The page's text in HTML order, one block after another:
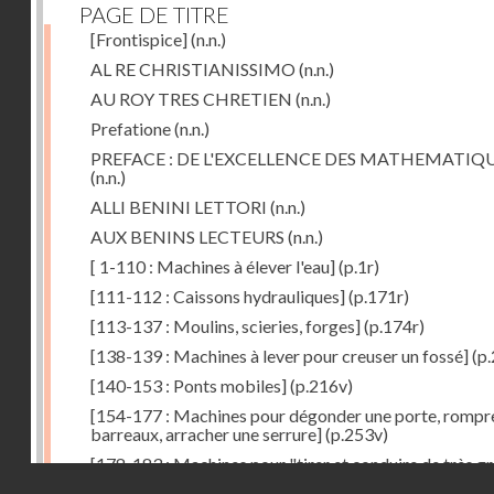
PAGE DE TITRE
[Frontispice](n.n.)
AL RE CHRISTIANISSIMO (n.n.)
AU ROY TRES CHRETIEN (n.n.)
Prefatione(n.n.)
PREFACE : DE L'EXCELLENCE DES
(n.n.)
ALLI BENINI LETTORI (n.n.)
AUX BENINS LECTEURS (n.n.)
[ 1-110 : Machines à élever l'eau](p.1r)
[111-112 : Caissons hydrauliques](p.171r)
[113-137 : Moulins, scieries, forges](p.174r)
[138-139 : Machines à lever pour creuser un fossé]
[140-153 : Ponts mobiles](p.216v)
[154-177 : Machines pour dégonder une porte,
barreaux, arracher une serrure](p.253v)
[178-183 : Machines pour "tirer et conduire de très